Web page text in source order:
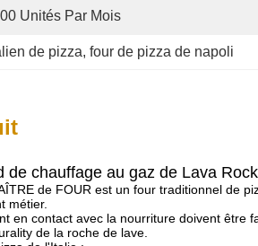
Unités Par Mois
de pizza, four de pizza de napoli
de chauffage au gaz de Lava
de FOUR est un four traditionnel de
métier.
en contact avec la nourriture doivent
de la roche de lave.